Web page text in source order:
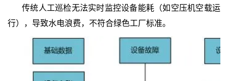
传统人工巡检无法实时监控设备能耗（如空压机空载运
行），导致水电浪费，不符合绿色工厂标准。